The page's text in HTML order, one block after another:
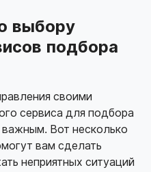
выбору
подбора
своими
сервиса для подбора
важным. Вот несколько
вам сделать
неприятных ситуаций